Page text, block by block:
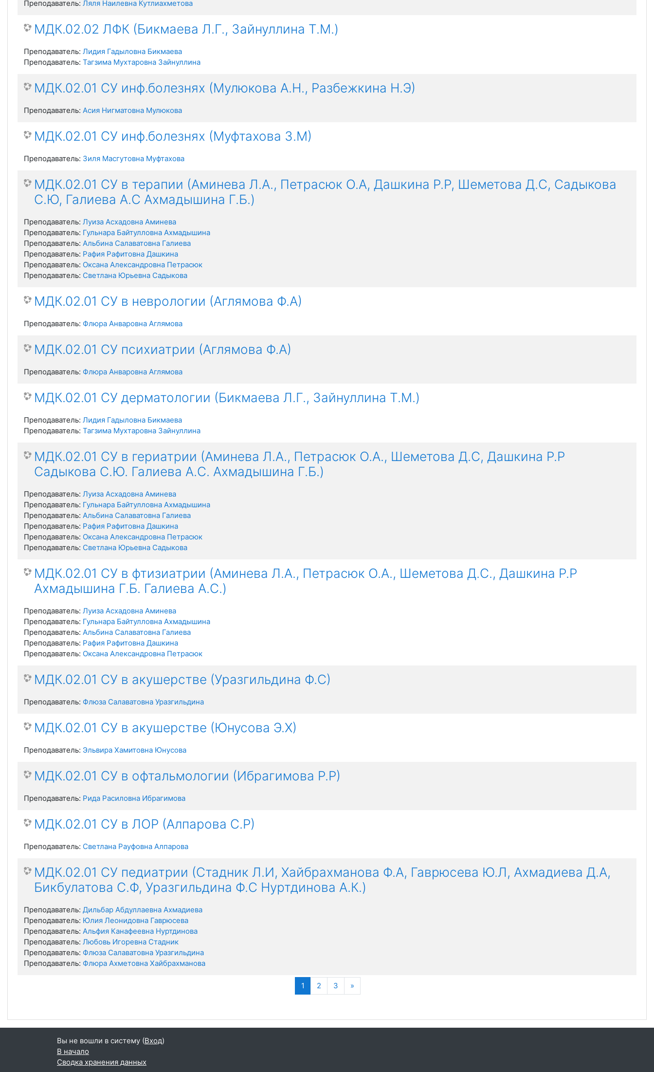
Преподаватель: Ляля Наилевна Кутлиахметова
МДК.02.02 ЛФК (Бикмаева Л.Г., Зайнуллина Т.М.)
Преподаватель: Лидия Гадыловна Бикмаева
Преподаватель: Тагзима Мухтаровна Зайнуллина
МДК.02.01 СУ инф.болезнях (Мулюкова А.Н., Разбежкина Н.Э)
Преподаватель: Асия Нигматовна Мулюкова
МДК.02.01 СУ инф.болезнях (Муфтахова З.М)
Преподаватель: Зиля Масгутовна Муфтахова
МДК.02.01 СУ в терапии (Аминева Л.А., Петрасюк О.А, Дашкина Р.Р, Шеметова Д.С, Садыкова
С.Ю, Галиева А.С Ахмадышина Г.Б.)
Преподаватель: Луиза Асхадовна Аминева
Преподаватель: Гульнара Байтулловна Ахмадышина
Преподаватель: Альбина Салаватовна Галиева
Преподаватель: Рафия Рафитовна Дашкина
Преподаватель: Оксана Александровна Петрасюк
Преподаватель: Светлана Юрьевна Садыкова
МДК.02.01 СУ в неврологии (Аглямова Ф.А)
Преподаватель: Флюра Анваровна Аглямова
МДК.02.01 СУ психиатрии (Аглямова Ф.А)
Преподаватель: Флюра Анваровна Аглямова
МДК.02.01 СУ дерматологии (Бикмаева Л.Г., Зайнуллина Т.М.)
Преподаватель: Лидия Гадыловна Бикмаева
Преподаватель: Тагзима Мухтаровна Зайнуллина
МДК.02.01 СУ в гериатрии (Аминева Л.А., Петрасюк О.А., Шеметова Д.С, Дашкина Р.Р
Садыкова С.Ю. Галиева А.С. Ахмадышина Г.Б.)
Преподаватель: Луиза Асхадовна Аминева
Преподаватель: Гульнара Байтулловна Ахмадышина
Преподаватель: Альбина Салаватовна Галиева
Преподаватель: Рафия Рафитовна Дашкина
Преподаватель: Оксана Александровна Петрасюк
Преподаватель: Светлана Юрьевна Садыкова
МДК.02.01 СУ в фтизиатрии (Аминева Л.А., Петрасюк О.А., Шеметова Д.С., Дашкина Р.Р
Ахмадышина Г.Б. Галиева А.С.)
Преподаватель: Луиза Асхадовна Аминева
Преподаватель: Гульнара Байтулловна Ахмадышина
Преподаватель: Альбина Салаватовна Галиева
Преподаватель: Рафия Рафитовна Дашкина
Преподаватель: Оксана Александровна Петрасюк
МДК.02.01 СУ в акушерстве (Уразгильдина Ф.С)
Преподаватель: Флюза Салаватовна Уразгильдина
МДК.02.01 СУ в акушерстве (Юнусова Э.Х)
Преподаватель: Эльвира Хамитовна Юнусова
МДК.02.01 СУ в офтальмологии (Ибрагимова Р.Р)
Преподаватель: Рида Расиловна Ибрагимова
МДК.02.01 СУ в ЛОР (Алпарова С.Р)
Преподаватель: Светлана Рауфовна Алпарова
МДК.02.01 СУ педиатрии (Стадник Л.И, Хайбрахманова Ф.А, Гаврюсева Ю.Л, Ахмадиева Д.А,
Бикбулатова С.Ф, Уразгильдина Ф.С Нуртдинова А.К.)
Преподаватель: Дильбар Абдуллаевна Ахмадиева
Преподаватель: Юлия Леонидовна Гаврюсева
Преподаватель: Альфия Канафеевна Нуртдинова
Преподаватель: Любовь Игоревна Стадник
Преподаватель: Флюза Салаватовна Уразгильдина
Преподаватель: Флюра Ахметовна Хайбрахманова
1 (текущая)
2 3 »
Вы не вошли в систему (Вход)
В начало
Сводка хранения данных